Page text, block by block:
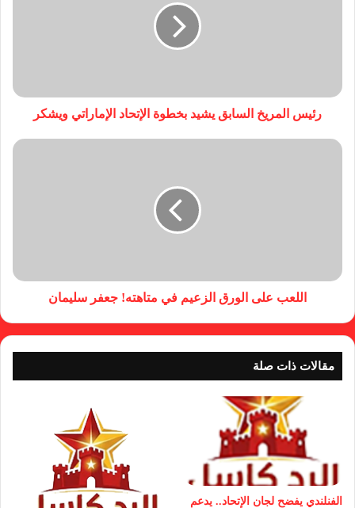
رئيس المريخ السابق يشيد بخطوة الإتحاد الإماراتي ويشكر
اللعب على الورق الزعيم في متاهته! جعفر سليمان
مقالات ذات صلة
الفنلندي يفضح لجان الإتحاد.. يدعم